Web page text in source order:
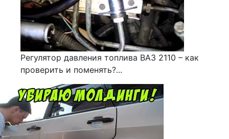
Регулятор давления топлива ВАЗ 2110 – как
проверить и поменять?...